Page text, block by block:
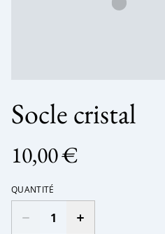
Socle cristal
10,00 €
QUANTITÉ